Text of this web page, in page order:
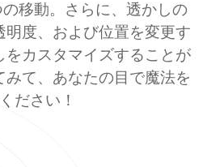
移動。さらに、透かしの
度、および位置を変更す
カスタマイズすることが
て、あなたの目で魔法を
ださい！